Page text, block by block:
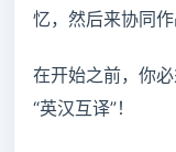
忆，然后来协同作
在开始之前，你
“英汉互译”！